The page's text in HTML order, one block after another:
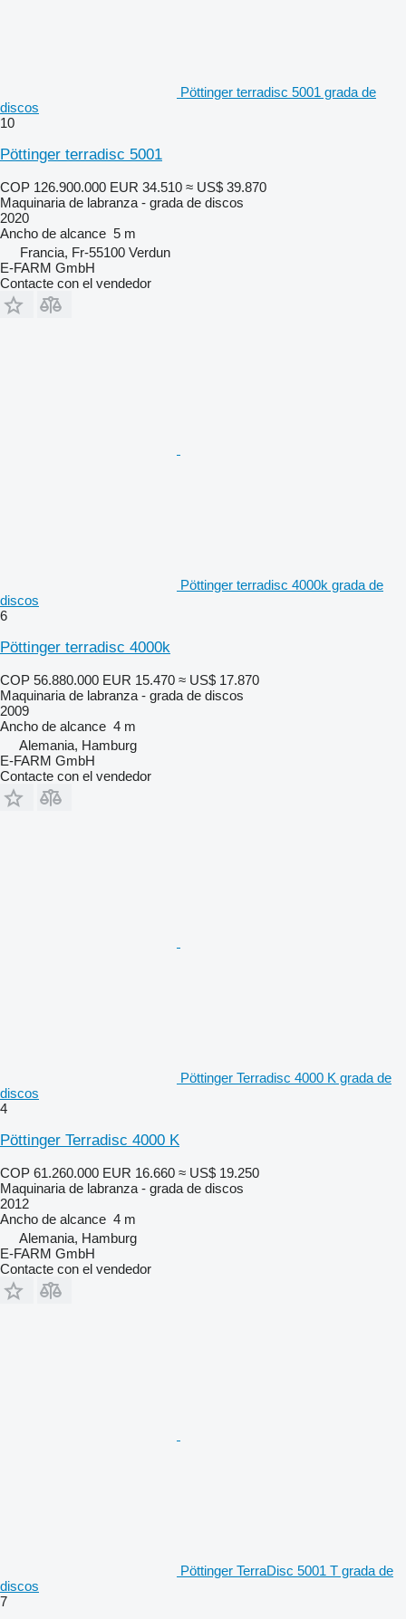
Pöttinger terradisc 5001 grada de
discos
10
Pöttinger terradisc 5001
COP 126.900.000 EUR 34.510 ≈ US$ 39.870
Maquinaria de labranza - grada de discos
2020
Ancho de alcance 5 m
Francia, Fr-55100 Verdun
E-FARM GmbH
Contacte con el vendedor
Pöttinger terradisc 4000k grada de
discos
6
Pöttinger terradisc 4000k
COP 56.880.000 EUR 15.470 ≈ US$ 17.870
Maquinaria de labranza - grada de discos
2009
Ancho de alcance 4 m
Alemania, Hamburg
E-FARM GmbH
Contacte con el vendedor
Pöttinger Terradisc 4000 K grada de
discos
4
Pöttinger Terradisc 4000 K
COP 61.260.000 EUR 16.660 ≈ US$ 19.250
Maquinaria de labranza - grada de discos
2012
Ancho de alcance 4 m
Alemania, Hamburg
E-FARM GmbH
Contacte con el vendedor
Pöttinger TerraDisc 5001 T grada de
discos
7